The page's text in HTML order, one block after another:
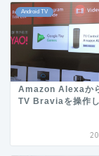
Android TV
Amazon Alexaか
TV Braviaを操作